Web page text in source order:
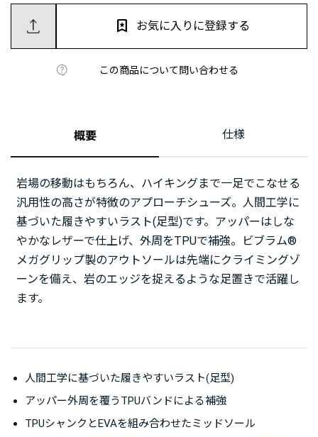
この商品について問い合わせる
お気に入りに登録する
概要 仕様
岩場の移動はもちろん、ハイキングまで一足でこなせる
汎用性の高さが特徴のアプローチシューズ。人間工学に
基づいた履きやすいラスト(足型)です。アッパーはしな
やかなレザーで仕上げ、外周をTPUで補強。ビブラム®
メガグリップ製のアウトソールは先端にクライミングゾ
ーンを備え、岩のエッジを捉えるような足置きで活躍し
ます。
人間工学に基づいた履きやすいラスト(足型)
アッパー外周を覆うTPUバンドによる補強
TPUシャンクとEVAを組み合わせたミッドソール